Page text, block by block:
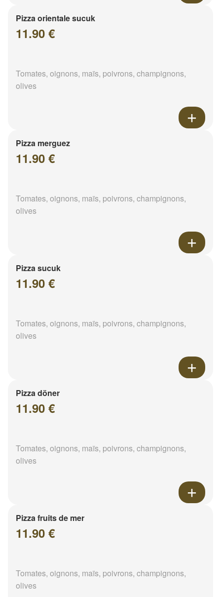
Pizza orientale sucuk
11.90 €
Tomates, oignons, maïs, poivrons, champignons,
olives
Pizza merguez
11.90 €
Tomates, oignons, maïs, poivrons, champignons,
olives
Pizza sucuk
11.90 €
Tomates, oignons, maïs, poivrons, champignons,
olives
Pizza döner
11.90 €
Tomates, oignons, maïs, poivrons, champignons,
olives
Pizza fruits de mer
11.90 €
Tomates, oignons, maïs, poivrons, champignons,
olives